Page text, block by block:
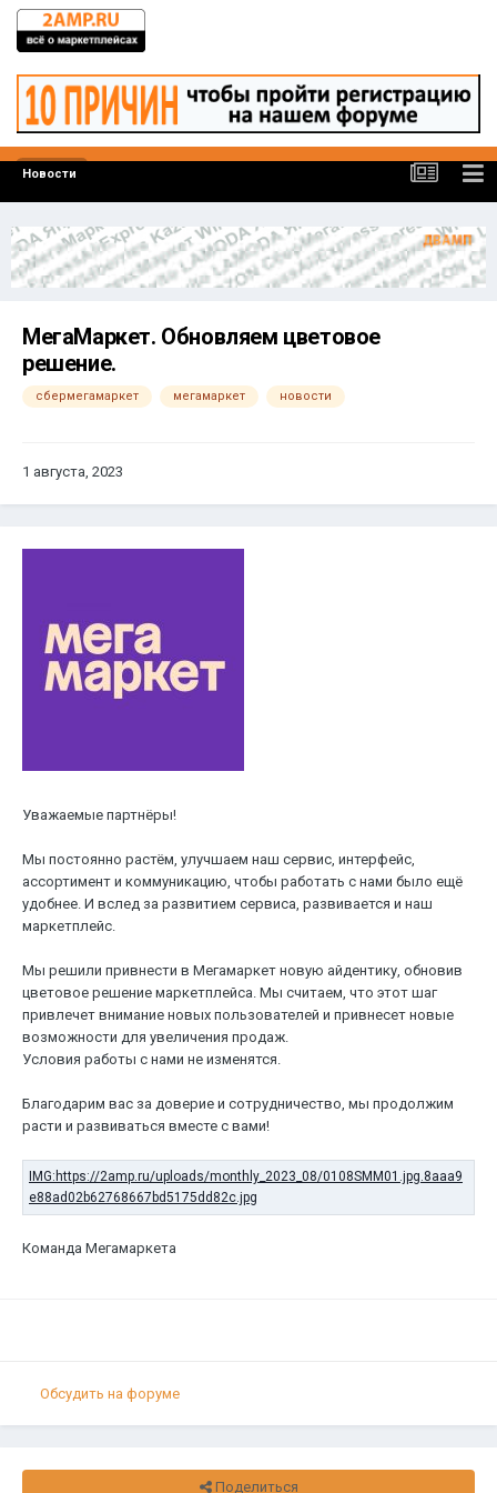
Новости
МегаМаркет. Обновляем цветовое
решение.
сбермегамаркет мегамаркет новости
1 августа, 2023
Уважаемые партнёры!
Мы постоянно растём, улучшаем наш сервис, интерфейс,
ассортимент и коммуникацию, чтобы работать с нами было ещё
удобнее. И вслед за развитием сервиса, развивается и наш
маркетплейс.
Мы решили привнести в Мегамаркет новую айдентику, обновив
цветовое решение маркетплейса. Мы считаем, что этот шаг
привлечет внимание новых пользователей и привнесет новые
возможности для увеличения продаж.
Условия работы с нами не изменятся.
Благодарим вас за доверие и сотрудничество, мы продолжим
расти и развиваться вместе с вами!
Команда Мегамаркета
Обсудить на форуме
Поделиться